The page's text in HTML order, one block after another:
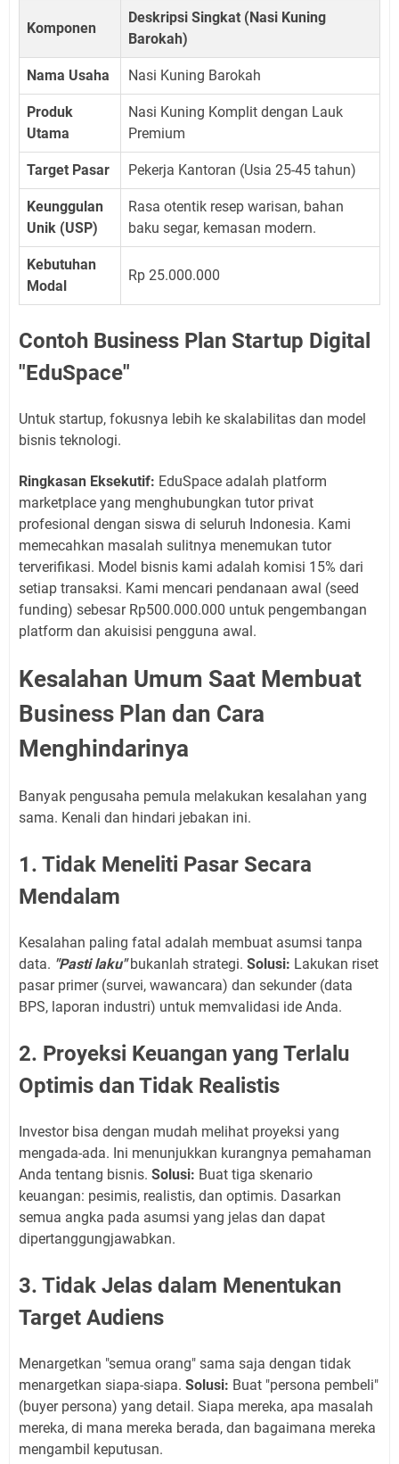
Komponen
Deskripsi Singkat (Nasi Kuning
Barokah)
Nama Usaha Nasi Kuning Barokah
Produk
Utama
Nasi Kuning Komplit dengan Lauk
Premium
Target Pasar Pekerja Kantoran (Usia 25-45 tahun)
Keunggulan
Unik (USP)
Rasa otentik resep warisan, bahan
baku segar, kemasan modern.
Kebutuhan
Modal
Rp 25.000.000
Contoh Business Plan Startup Digital
"EduSpace"
Untuk startup, fokusnya lebih ke skalabilitas dan model
bisnis teknologi.
Ringkasan Eksekutif: EduSpace adalah platform
marketplace yang menghubungkan tutor privat
profesional dengan siswa di seluruh Indonesia. Kami
memecahkan masalah sulitnya menemukan tutor
terverifikasi. Model bisnis kami adalah komisi 15% dari
setiap transaksi. Kami mencari pendanaan awal (seed
funding) sebesar Rp500.000.000 untuk pengembangan
platform dan akuisisi pengguna awal.
Kesalahan Umum Saat Membuat
Business Plan dan Cara
Menghindarinya
Banyak pengusaha pemula melakukan kesalahan yang
sama. Kenali dan hindari jebakan ini.
1. Tidak Meneliti Pasar Secara
Mendalam
Kesalahan paling fatal adalah membuat asumsi tanpa
data. "Pasti laku"bukanlah strategi. Solusi: Lakukan riset
pasar primer (survei, wawancara) dan sekunder (data
BPS, laporan industri) untuk memvalidasi ide Anda.
2. Proyeksi Keuangan yang Terlalu
Optimis dan Tidak Realistis
Investor bisa dengan mudah melihat proyeksi yang
mengada-ada. Ini menunjukkan kurangnya pemahaman
Anda tentang bisnis. Solusi: Buat tiga skenario
keuangan: pesimis, realistis, dan optimis. Dasarkan
semua angka pada asumsi yang jelas dan dapat
dipertanggungjawabkan.
3. Tidak Jelas dalam Menentukan
Target Audiens
Menargetkan "semua orang" sama saja dengan tidak
menargetkan siapa-siapa. Solusi: Buat "persona pembeli"
(buyer persona) yang detail. Siapa mereka, apa masalah
mereka, di mana mereka berada, dan bagaimana mereka
mengambil keputusan.